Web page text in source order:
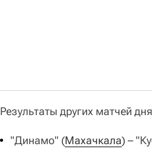
Результаты других матчей
"Динамо" (Махачкала) –